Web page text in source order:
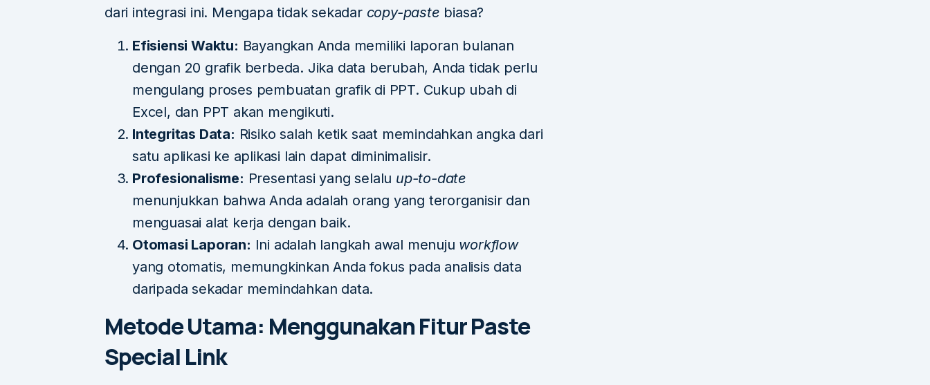
dari integrasi ini. Mengapa tidak sekadar copy-paste biasa?
Efisiensi Waktu: Bayangkan Anda memiliki laporan bulanan
dengan 20 grafik berbeda. Jika data berubah, Anda tidak perlu
mengulang proses pembuatan grafik di PPT. Cukup ubah di
Excel, dan PPT akan mengikuti.
Integritas Data: Risiko salah ketik saat memindahkan angka dari
satu aplikasi ke aplikasi lain dapat diminimalisir.
Profesionalisme: Presentasi yang selalu up-to-date
menunjukkan bahwa Anda adalah orang yang terorganisir dan
menguasai alat kerja dengan baik.
Otomasi Laporan: Ini adalah langkah awal menuju workflow
yang otomatis, memungkinkan Anda fokus pada analisis data
daripada sekadar memindahkan data.
Metode Utama: Menggunakan Fitur Paste
Special Link